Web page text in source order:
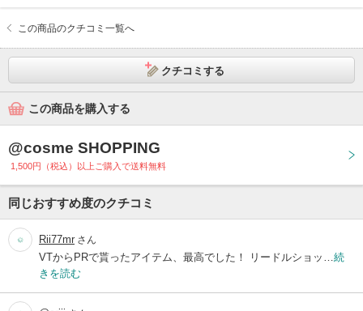
この商品のクチコミ一覧へ
クチコミする
この商品を購入する
@cosme SHOPPING
1,500円（税込）以上ご購入で送料無料
同じおすすめ度のクチコミ
Rii77mr さん
VTからPRで貰ったアイテム、最高でした！ リードルショッ… 続
きを読む